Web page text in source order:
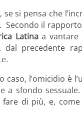
si pensa che
il
Latinaa vantare
dal precedente
l’omicidio è
a sfondo
di più, e,